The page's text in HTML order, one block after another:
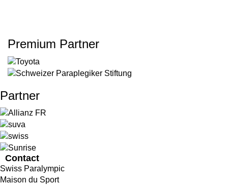
Premium Partner
Partner
Contact
Swiss Paralympic
Maison du Sport